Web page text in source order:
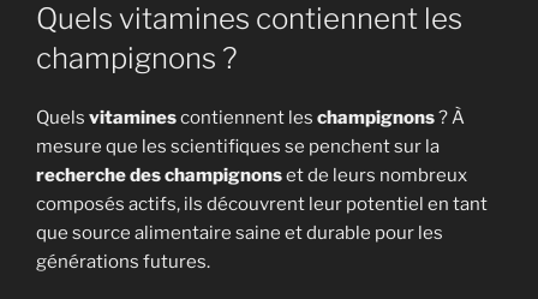
Quels vitamines contiennent les
champignons ?
Quels vitaminescontiennent les champignons? À
mesure que les scientifiques se penchent sur la
recherche des champignonset de leurs nombreux
composés actifs, ils découvrent leur potentiel en tant
que source alimentaire saine et durable pour les
générations futures.